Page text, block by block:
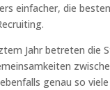
einfacher, die
Jahr betreten die
genau so